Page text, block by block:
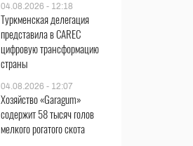
04.08.2026 - 12:18
Туркменская делегация
представила в CAREC
цифровую трансформацию
страны
04.08.2026 - 12:07
Хозяйство «Garagum»
содержит 58 тысяч голов
мелкого рогатого скота